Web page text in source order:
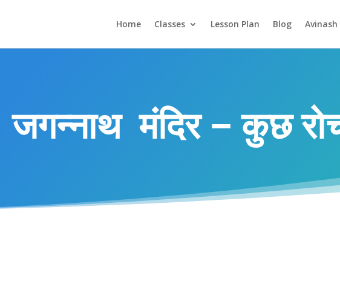
Home Classes Lesson Plan Blog Avinash
जगन्नाथ मंदिर – कुछ